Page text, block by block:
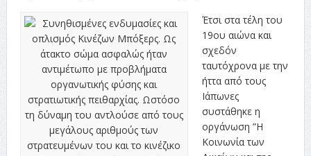
Έτσι στα τέλη του
19ου αιώνα και
σχεδόν
ταυτόχρονα με την
ήττα από τους
Ιάπωνες
συστάθηκε η
οργάνωση ”Η
Κοινωνία των